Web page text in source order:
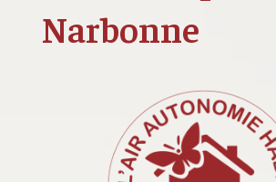
Narbonne